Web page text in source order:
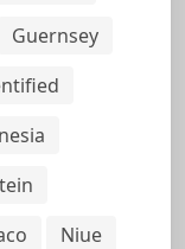
Guernsey
Niue